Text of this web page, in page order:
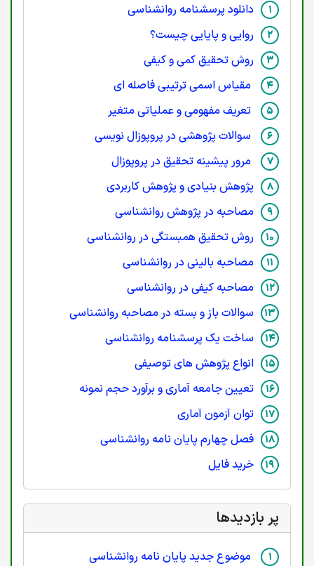
دانلود پرسشنامه روانشناسی
روایی و پایایی چیست؟
روش تحقیق کمی و کیفی
مقیاس اسمی ترتیبی فاصله ای
تعریف مفهومی و عملیاتی متغیر
سوالات پژوهشی در پروپوزال نویسی
مرور پیشینه تحقیق در پروپوزال
پژوهش بنیادی و پژوهش کاربردی
مصاحبه در پژوهش روانشناسی
روش تحقیق همبستگی در روانشناسی
مصاحبه بالینی در روانشناسی
مصاحبه کیفی در روانشناسی
سوالات باز و بسته در مصاحبه روانشناسی
ساخت یک پرسشنامه روانشناسی
انواع پژوهش های توصیفی
تعیین جامعه آماری و برآورد حجم نمونه
توان آزمون آماری
فصل چهارم پایان نامه روانشناسی
خرید فایل
پر بازدیدها
موضوع جدید پایان نامه روانشناسی